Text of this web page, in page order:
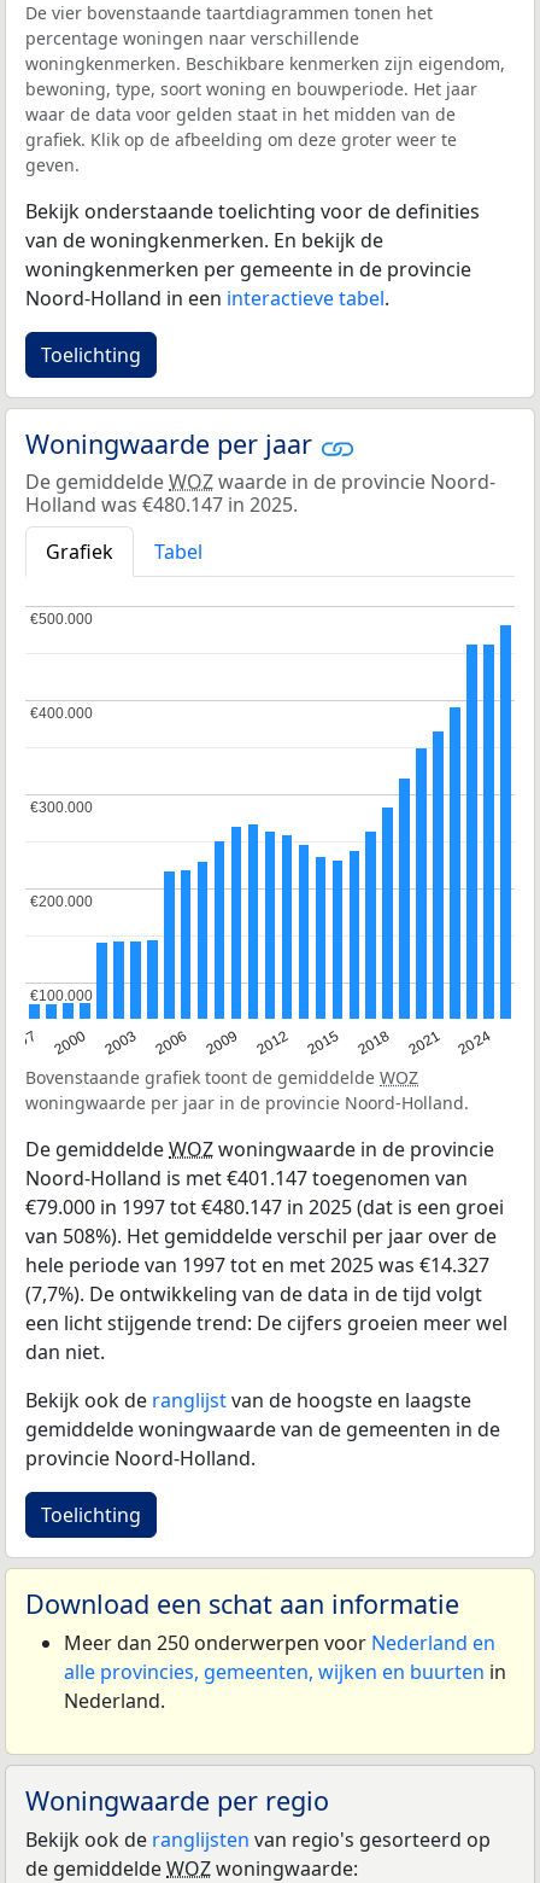
De vier bovenstaande taartdiagrammen tonen het
percentage woningen naar verschillende
woningkenmerken. Beschikbare kenmerken zijn eigendom,
bewoning, type, soort woning en bouwperiode. Het jaar
waar de data voor gelden staat in het midden van de
grafiek. Klik op de afbeelding om deze groter weer te
geven.
Bekijk onderstaande toelichting voor de definities
van de woningkenmerken. En bekijk de
woningkenmerken per gemeente in de provincie
Noord-Holland in een interactieve tabel.
Toelichting
Woningwaarde per jaar
De gemiddeldeWOZwaarde in de provincie Noord-
Holland was €480.147 in 2025.
Grafiek
Tabel
1997 2000 2003 2006 2009 2012 2015 2018 2021 2024
€100.000
€100.000
€200.000
€200.000
€300.000
€300.000
€400.000
€400.000
€500.000
€500.000
Bovenstaande grafiek toont de gemiddelde WOZ
woningwaarde per jaar in de provincie Noord-Holland.
De gemiddeldeWOZwoningwaarde in de provincie
Noord-Holland is met €401.147 toegenomen van
€79.000 in 1997 tot €480.147 in 2025 (dat is een groei
van 508%). Het gemiddelde verschil per jaar over de
hele periode van 1997 tot en met 2025 was €14.327
(7,7%). De ontwikkeling van de data in de tijd volgt
een licht stijgende trend: De cijfers groeien meer wel
dan niet.
Bekijk ook de ranglijstvan de hoogste en laagste
gemiddelde woningwaarde van de gemeenten in de
provincie Noord-Holland.
Toelichting
Download een schat aan informatie
Meer dan 250 onderwerpen voor Nederland en
alle provincies, gemeenten, wijken en buurten in
Nederland.
Woningwaarde per regio
Bekijk ook de ranglijsten van regio's gesorteerd op
de gemiddeldeWOZwoningwaarde: